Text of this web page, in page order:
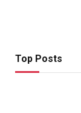
Top Posts